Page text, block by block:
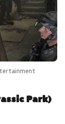
Park)